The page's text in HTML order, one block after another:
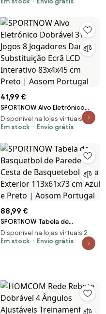
75x56x210-240 cm Vermelho e
Preto | Aosom Portugal
41,99 €
SPORTNOW Alvo Eletrónico
Dobrável 31 Jogos 8 Jogadores
Dardos Substituição Ecrã LCD
Aosom Portugal
Disponível na lojas virtuais 2
Em stock
Envio grátis
88,99 €
SPORTNOW Tabela de
Basquetbol de Parede Cesta
de Basquetebol para Exterior
Disponível na lojas virtuais 2
Em stock
Envio grátis